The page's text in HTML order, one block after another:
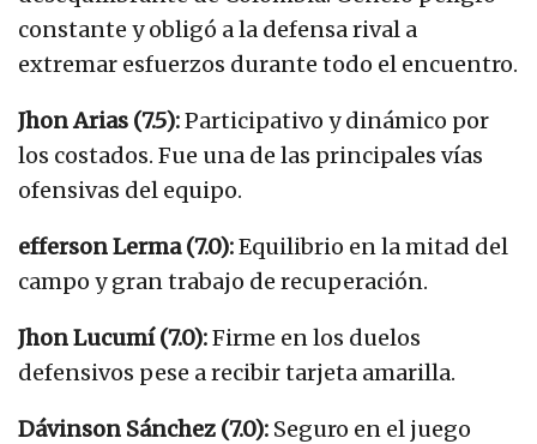
constante y obligó a la defensa rival a
extremar esfuerzos durante todo el encuentro.
Jhon Arias (7.5):Participativo y dinámico por
los costados. Fue una de las principales vías
ofensivas del equipo.
efferson Lerma (7.0):Equilibrio en la mitad del
campo y gran trabajo de recuperación.
Jhon Lucumí (7.0):Firme en los duelos
defensivos pese a recibir tarjeta amarilla.
Dávinson Sánchez (7.0): Seguro en el juego